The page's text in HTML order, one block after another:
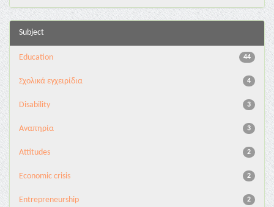
Subject
44
Education
4
Σχολικά εγχειρίδια
3
Disability
3
Αναπηρία
2
Attitudes
2
Economic crisis
2
Entrepreneurship